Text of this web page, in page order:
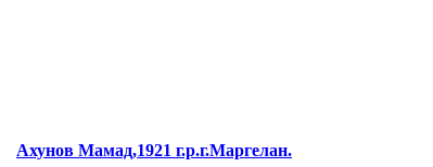
Ахунов Мамад,1921 г.р.г.Маргелан.